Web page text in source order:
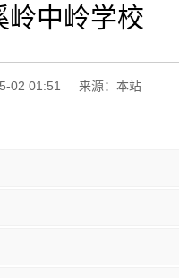
岭中岭学校
02 01:51 来源：本站